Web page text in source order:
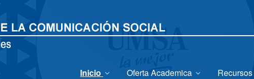
Inicio Oferta Academica